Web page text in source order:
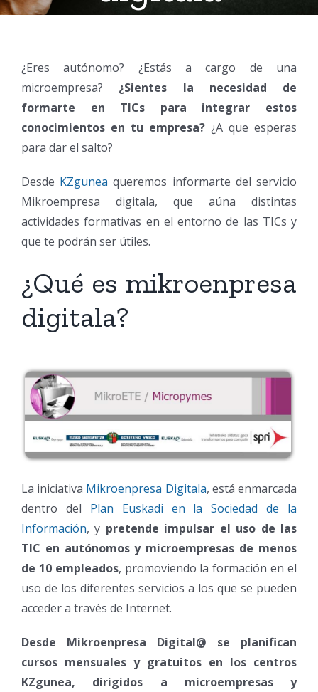
¿Eres autónomo? ¿Estás a cargo de una
microempresa? ¿Sientes la necesidad de
formarte en TICs para integrar estos
conocimientos en tu empresa? ¿A que esperas
para dar el salto?
Desde KZgunea queremos informarte del servicio
Mikroempresa digitala, que aúna distintas
actividades formativas en el entorno de las TICs y
que te podrán ser útiles.
¿Qué es mikroenpresa
digitala?
La iniciativa Mikroenpresa Digitala, está enmarcada
dentro del Plan Euskadi en la Sociedad de la
Información, y pretende impulsar el uso de las
TIC en autónomos y microempresas de menos
de 10 empleados, promoviendo la formación en el
uso de los diferentes servicios a los que se pueden
acceder a través de Internet.
Desde Mikroenpresa Digital@ se planifican
cursos mensuales y gratuitos en los centros
KZgunea, dirigidos a microempresas y